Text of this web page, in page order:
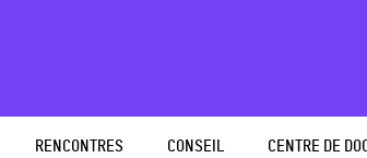
RENCONTRES CONSEIL CENTRE DE